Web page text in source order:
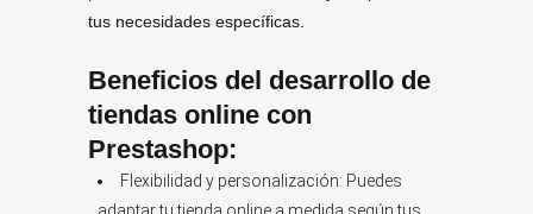
tus necesidades específicas.
Beneficios del desarrollo de
tiendas online con
Prestashop:
Flexibilidad y personalización: Puedes
adaptar tu tienda online a medida según tus